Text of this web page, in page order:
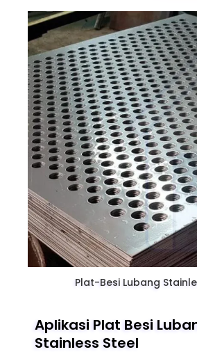
Plat-Besi Lubang
Aplikasi Plat Besi
Stainless Steel